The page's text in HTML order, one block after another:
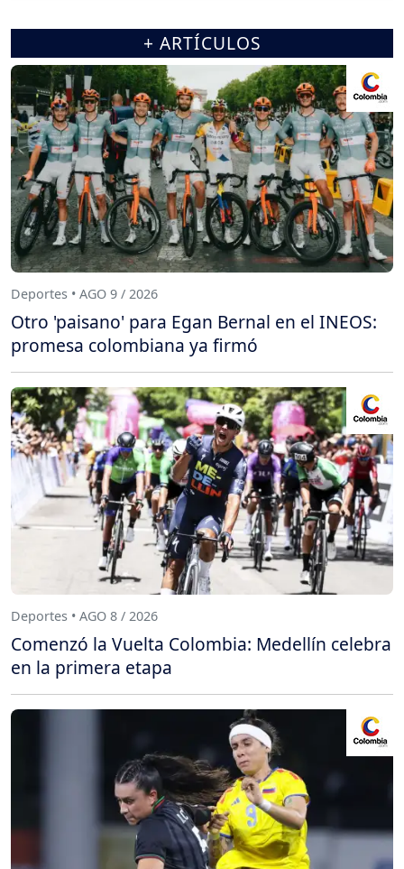
+ ARTÍCULOS
Deportes • AGO 9 / 2026
Otro 'paisano' para Egan Bernal en el INEOS:
promesa colombiana ya firmó
Deportes • AGO 8 / 2026
Comenzó la Vuelta Colombia: Medellín celebra
en la primera etapa